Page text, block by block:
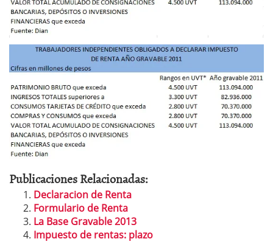
Publicaciones Relacionadas:
Declaracion de Renta
Formulario de Renta
La Base Gravable 2013
Impuesto de rentas: plazo